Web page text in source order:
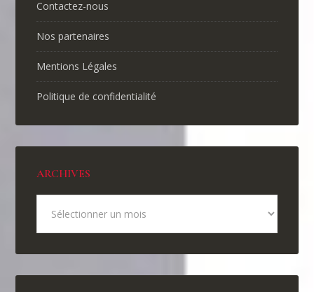
Contactez-nous
Nos partenaires
Mentions Légales
Politique de confidentialité
ARCHIVES